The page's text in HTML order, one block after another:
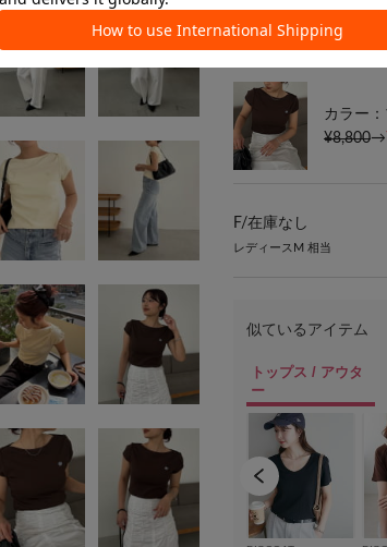
カラー
¥8,800→
F/在庫なし
レディースM 相当